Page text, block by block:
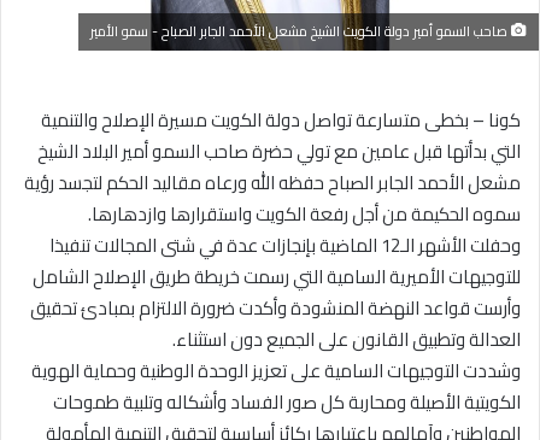
صاحب السمو أمير دولة الكويت الشيخ مشعل الأحمد الجابر الصباح - سمو الأمير
كونا – بخطى متسارعة تواصل دولة الكويت مسيرة الإصلاح والتنمية
التي بدأتها قبل عامين مع تولي حضرة صاحب السمو أمير البلاد الشيخ
مشعل الأحمد الجابر الصباح حفظه الله ورعاه مقاليد الحكم لتجسد رؤية
سموه الحكيمة من أجل رفعة الكويت واستقرارها وازدهارها.
وحفلت الأشهر الـ12 الماضية بإنجازات عدة في شتى المجالات تنفيذا
للتوجيهات الأميرية السامية التي رسمت خريطة طريق الإصلاح الشامل
وأرست قواعد النهضة المنشودة وأكدت ضرورة الالتزام بمبادئ تحقيق
العدالة وتطبيق القانون على الجميع دون استثناء.
وشددت التوجيهات السامية على تعزيز الوحدة الوطنية وحماية الهوية
الكويتية الأصيلة ومحاربة كل صور الفساد وأشكاله وتلبية طموحات